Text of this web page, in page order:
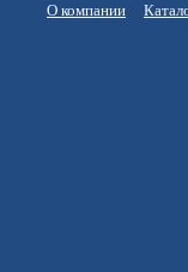
О компании